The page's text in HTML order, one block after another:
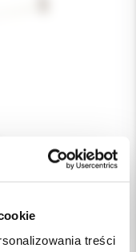
treści